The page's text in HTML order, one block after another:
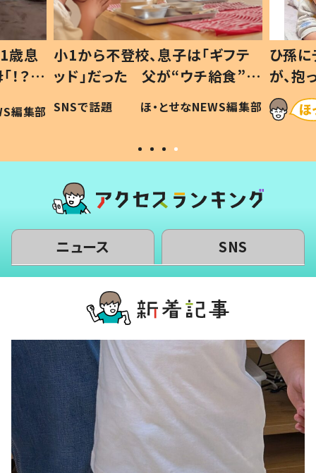
歳息
？」
編集部
小1から不登校、息子は「ギフテ
ッド」だった 父が“ウチ給食”を
作り続ける理由とは #令和の親
#令和の子
SNSで話題 ほ・とせなNEWS編集部
ひ孫
が、
「涙が
い」
ニュース SNS